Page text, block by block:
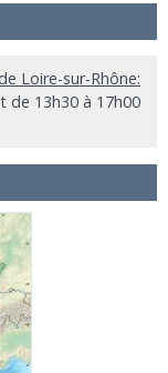
Loire-sur-Rhône:
de 13h30 à 17h00